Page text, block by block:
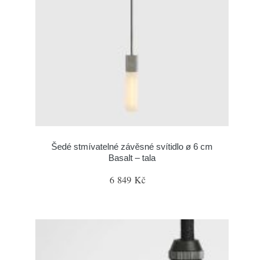
Šedé stmívatelné závěsné svítidlo ø 6 cm
Basalt – tala
6 849 Kč